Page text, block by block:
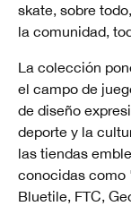
skate, sobre
la comunidad,
La colección
el campo de
de diseño
deporte y la
las tiendas
conocidas como
Bluetile, FTC,